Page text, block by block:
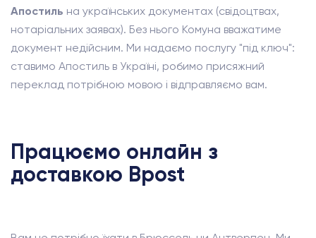
Апостиль на українських документах (свідоцтвах,
нотаріальних заявах). Без нього Комуна вважатиме
документ недійсним. Ми надаємо послугу "під ключ":
ставимо Апостиль в Україні, робимо присяжний
переклад потрібною мовою і відправляємо вам.
Працюємо онлайн з
доставкою Bpost